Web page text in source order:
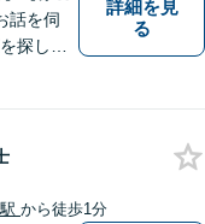
話を伺
探しま
の連携
詳細を見
る
から徒歩1分